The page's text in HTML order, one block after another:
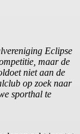
Eclipse
maar de
niet aan de
op zoek naar
sporthal te